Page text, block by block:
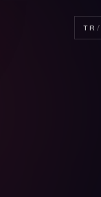
TR /